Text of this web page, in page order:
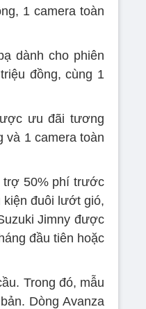
1 camera toàn
dành cho phiên
đồng, cùng 1
ưu đãi tương
và 1 camera toàn
trợ 50% phí trước
kiện đuôi lướt gió,
Jimny được
đầu tiên hoặc
Trong đó, mẫu
Dòng Avanza